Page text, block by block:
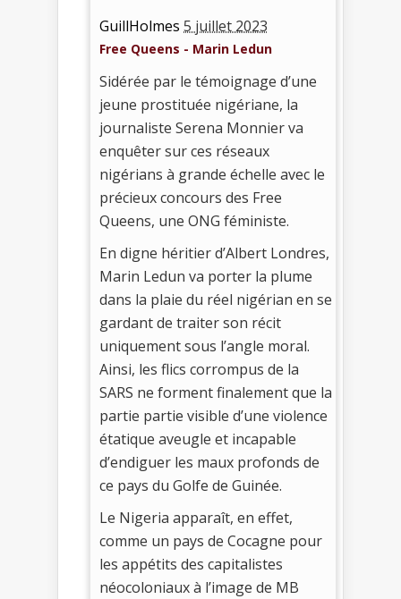
GuillHolmes 5 juillet 2023
Free Queens - Marin Ledun
Sidérée par le témoignage d’une
jeune prostituée nigériane, la
journaliste Serena Monnier va
enquêter sur ces réseaux
nigérians à grande échelle avec le
précieux concours des Free
Queens, une ONG féministe.
En digne héritier d’Albert Londres,
Marin Ledun va porter la plume
dans la plaie du réel nigérian en se
gardant de traiter son récit
uniquement sous l’angle moral.
Ainsi, les flics corrompus de la
SARS ne forment finalement que la
partie partie visible d’une violence
étatique aveugle et incapable
d’endiguer les maux profonds de
ce pays du Golfe de Guinée.
Le Nigeria apparaît, en effet,
comme un pays de Cocagne pour
les appétits des capitalistes
néocoloniaux à l’image de MB